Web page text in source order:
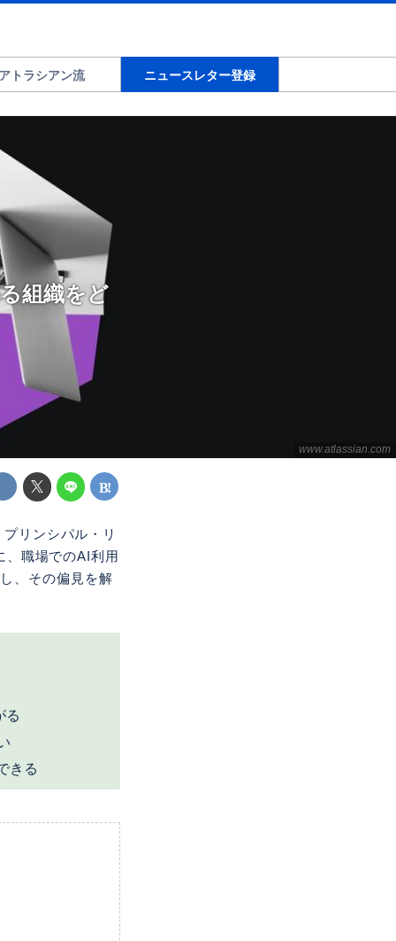
アトラシアン流 ニュースレター登録
www.atlassian.com
組織をど
リンシパル・リ
、職場でのAI利用
、その偏見を解
る
きる